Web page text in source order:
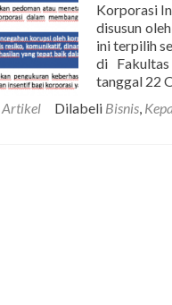
Korporasi
disusun
ini terpilih
di
tanggal 22
Artikel Dilabeli Bisnis,